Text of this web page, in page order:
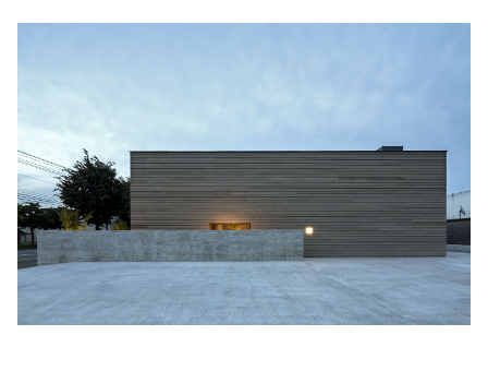
ディズニー
監督別
Quentin Tarantino
Jim Jarmusch
作曲家・アーティスト別
Adan Jodorowsky (アダン・ホドロフスキー)
細野晴臣
The Style Council
Joy Division
Talking Heads